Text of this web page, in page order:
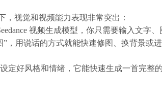
，视觉和视频能力表现非常突出：
视频生成模型，你只需要输入文字
”，用说话的方式就能快速修图、换背景
定好风格和情绪，它能快速生成一首完整的